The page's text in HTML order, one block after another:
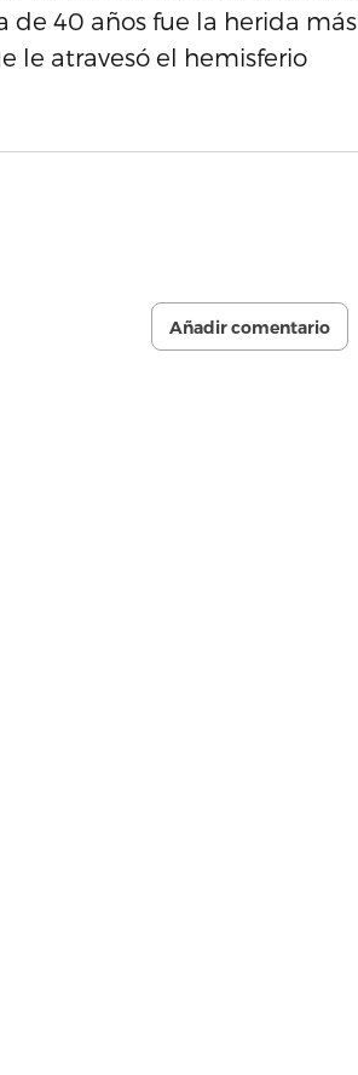
de 40 años fue la herida más
le atravesó el hemisferio
Añadir comentario